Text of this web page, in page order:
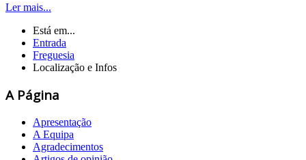
Ler mais...
Está em...
Entrada
Freguesia
Localização e Infos
A Página
Apresentação
A Equipa
Agradecimentos